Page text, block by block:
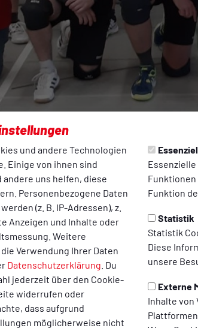
und andere Technologien
Einige von ihnen sind
uns helfen, diese
Personenbezogene Daten
(z. B. IP-Adressen), z.
Anzeigen und Inhalte oder
Weitere
Verwendung Ihrer Daten
Datenschutzerklärung . Du
jederzeit über den Cookie-
widerrufen oder
dass aufgrund
möglicherweise nicht
Funktion
Statistik
Statistik
Diese
unsere
Externe
Inhalte von
Zur Tabelle